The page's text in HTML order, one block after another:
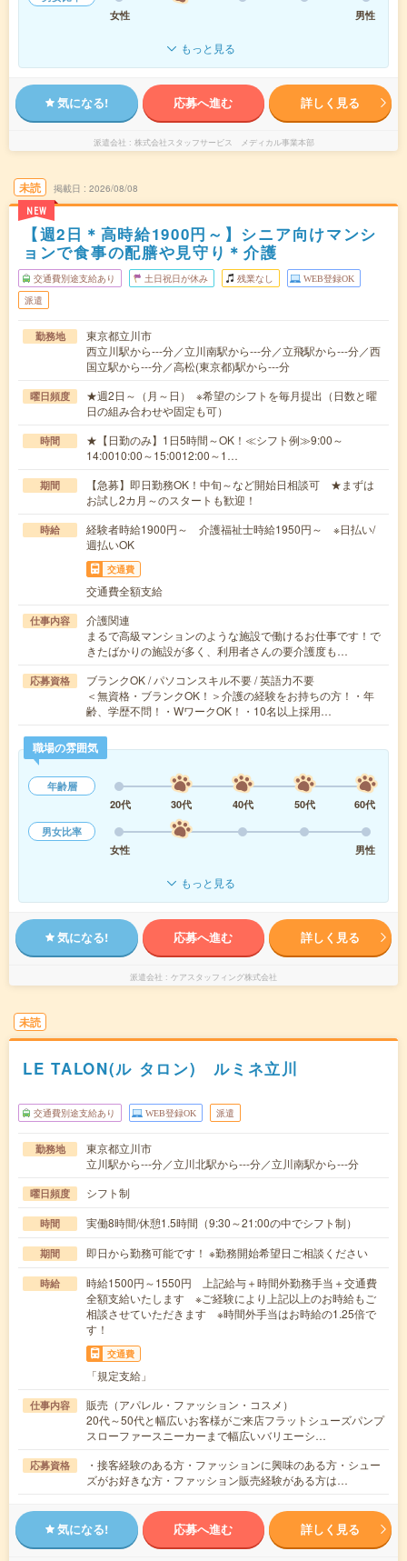
女性
男性
もっと見る
気になる! 応募へ進む 詳しく見る
派遣会社 株式会社スタッフサービス メディカル事業本部
未読
NEW
掲載日 2026/08/08
【週2日＊高時給1900円～】シニア向けマンシ
ョンで食事の配膳や見守り＊介護
交通費別途支給あり 土日祝日が休み 残業なし WEB登録OK
派遣
勤務地
東京都立川市
西立川駅から---分／立川南駅から---分／立飛駅から---分／西
国立駅から---分／高松(東京都)駅から---分
曜日頻度
★週2日～（月～日） ※希望のシフトを毎月提出（日数と曜
日の組み合わせや固定も可）
時間
★【日勤のみ】1日5時間～OK！≪シフト例≫9:00～
14:0010:00～15:0012:00～1…
期間
【急募】即日勤務OK！中旬～など開始日相談可 ★まずは
お試し2カ月～のスタートも歓迎！
時給
経験者時給1900円～ 介護福祉士時給1950円～ ※日払い/
週払いOK
交通費
交通費全額支給
仕事内容
介護関連
まるで高級マンションのような施設で働けるお仕事です！で
きたばかりの施設が多く、利用者さんの要介護度も…
応募資格
ブランクOK / パソコンスキル不要 / 英語力不要
＜無資格・ブランクOK！＞介護の経験をお持ちの方！・年
齢、学歴不問！・WワークOK！・10名以上採用…
職場の雰囲気
年齢層
20代
30代 40代 50代
60代
男女比率
女性
男性
もっと見る
気になる! 応募へ進む 詳しく見る
派遣会社 ケアスタッフィング株式会社
未読
LE TALON(ル タロン) ルミネ立川
交通費別途支給あり WEB登録OK 派遣
勤務地
東京都立川市
立川駅から---分／立川北駅から---分／立川南駅から---分
曜日頻度 シフト制
時間 実働8時間/休憩1.5時間（9:30～21:00の中でシフト制）
期間 即日から勤務可能です！ ※勤務開始希望日ご相談ください
時給
時給1500円～1550円 上記給与＋時間外勤務手当＋交通費
全額支給いたします ※ご経験により上記以上のお時給もご
相談させていただきます ※時間外手当はお時給の1.25倍で
す！
交通費
「規定支給」
仕事内容
販売（アパレル・ファッション・コスメ）
20代～50代と幅広いお客様がご来店フラットシューズパンプ
スローファースニーカーまで幅広いバリエーシ…
応募資格
・接客経験のある方・ファッションに興味のある方・シュー
ズがお好きな方・ファッション販売経験がある方は…
気になる! 応募へ進む 詳しく見る